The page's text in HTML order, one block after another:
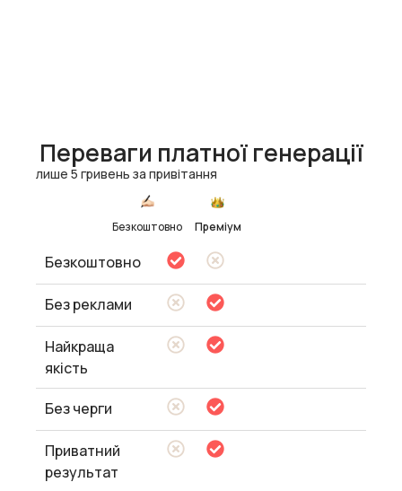
Переваги платної генерації
лише 5 гривень за привітання
Безкоштовно Преміум
Безкоштовно
Без реклами
Найкраща
якість
Без черги
Приватний
результат